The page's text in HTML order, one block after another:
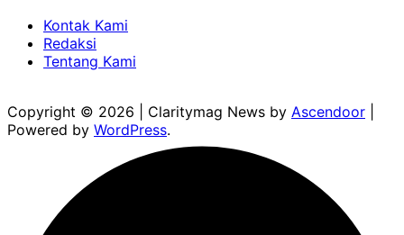
Kontak Kami
Redaksi
Tentang Kami
Copyright © 2026 | Claritymag News by Ascendoor
Powered by WordPress.